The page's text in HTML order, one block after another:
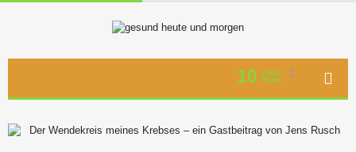
10
STAFF
PICKS